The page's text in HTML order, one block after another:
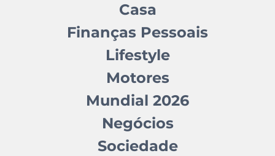
Casa
Finanças Pessoais
Lifestyle
Motores
Mundial 2026
Negócios
Sociedade